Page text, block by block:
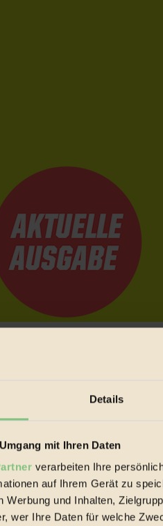
Details
mit Ihren Daten
verarbeiten Ihre
auf Ihrem Gerät zu
Werbung und Inhalten,
wer Ihre Daten für welche
seine Bewegungen
vorbeischauen.
inziwschen oft zu Hause.
voll wieder zu dir